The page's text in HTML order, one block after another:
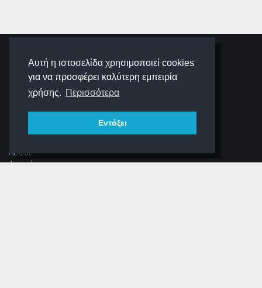
Αυτή η ιστοσελίδα χρησιμοποιεί cookies
για να προσφέρει καλύτερη εμπειρία
χρήσης. Περισσότερα
Εντάξει
SCHOOLIGANS
SCHOOLWAVE
ΠΛΟΉΓΗΣΗ
About
Αρχική